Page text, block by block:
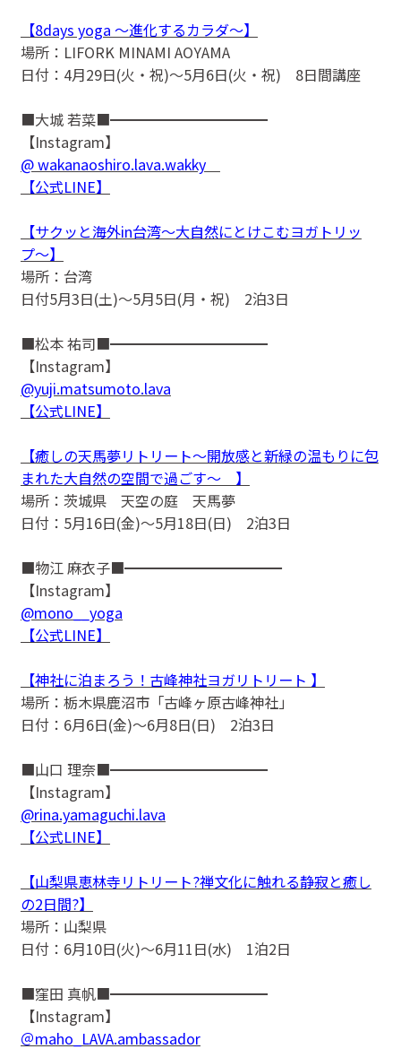
【8days yoga 〜進化するカラダ〜】
場所：LIFORK MINAMI AOYAMA
日付：4月29日(火・祝)〜5月6日(火・祝) 8日間講座
■大城 若菜■━━━━━━━━━━━
【Instagram】
@ wakanaoshiro.lava.wakky
【公式LINE】
【サクッと海外in台湾〜大自然にとけこむヨガトリッ
プ〜】
場所：台湾
日付5月3日(土)〜5月5日(月・祝) 2泊3日
■松本 祐司■━━━━━━━━━━━
【Instagram】
@yuji.matsumoto.lava
【公式LINE】
【癒しの天馬夢リトリート〜開放感と新緑の温もりに包
まれた大自然の空間で過ごす〜 】
場所：茨城県 天空の庭 天馬夢
日付：5月16日(金)〜5月18日(日) 2泊3日
■物江 麻衣子■━━━━━━━━━━━
【Instagram】
@mono__yoga
【公式LINE】
【神社に泊まろう！古峰神社ヨガリトリート 】
場所：栃木県鹿沼市「古峰ヶ原古峰神社」
日付：6月6日(金)〜6月8日(日) 2泊3日
■山口 理奈■━━━━━━━━━━━
【Instagram】
@rina.yamaguchi.lava
【公式LINE】
【山梨県恵林寺リトリート?禅文化に触れる静寂と癒し
の2日間?】
場所：山梨県
日付：6月10日(火)〜6月11日(水) 1泊2日
■窪田 真帆■━━━━━━━━━━━
【Instagram】
＠maho_LAVA.ambassador